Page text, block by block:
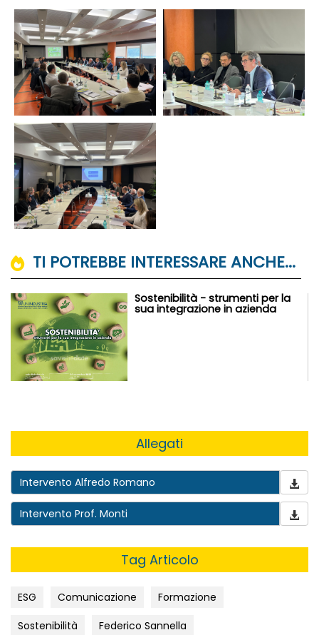
TI POTREBBE INTERESSARE ANCHE...
Sostenibilità - strumenti per la
sua integrazione in azienda
Allegati
Intervento Alfredo Romano
Intervento Prof. Monti
Tag Articolo
ESG Comunicazione
Formazione
Sostenibilità
Federico Sannella